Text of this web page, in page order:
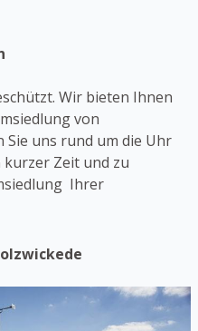
Wir bieten Ihnen
von
uns rund um die Uhr
Zeit und zu
Ihrer